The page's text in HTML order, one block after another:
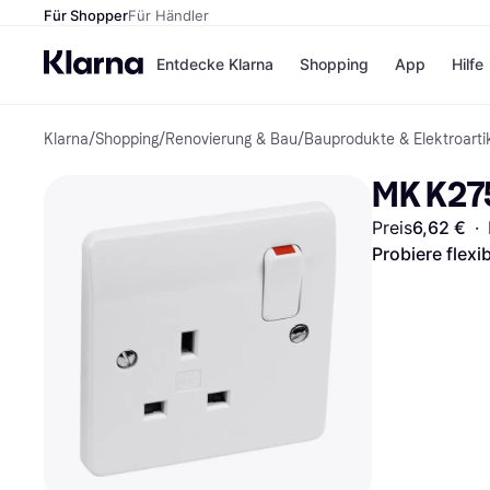
Für ShopperFür Händler
Entdecke Klarna
Zahlungsmethoden
Sofort bezahlen
Bezahle in 3
Teilzahlungen
Bezahle in bis zu 30
Shopping
Shops
eBay
Temu
SHEIN
App Hilfe
Klarna/Shopping/Renovierung & Bau/Bauprodukte &
MK
Preis6,62 € ·
Probiere